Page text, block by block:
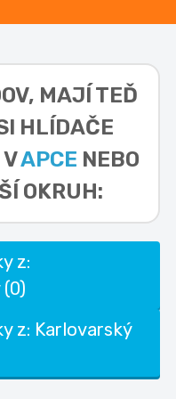
MAJÍ TEĎ
HLÍDAČE
APCE NEBO
OKRUH:
z:
z: Karlovarský